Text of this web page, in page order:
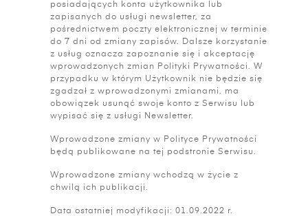
posiadających konta użytkownika lub
zapisanych do usługi newsletter, za
pośrednictwem poczty elektronicznej w terminie
do 7 dni od zmiany zapisów. Dalsze korzystanie
z usług oznacza zapoznanie się i akceptację
wprowadzonych zmian Polityki Prywatności. W
przypadku w którym Użytkownik nie będzie się
zgadzał z wprowadzonymi zmianami, ma
obowiązek usunąć swoje konto z Serwisu lub
wypisać się z usługi Newsletter.
Wprowadzone zmiany w Polityce Prywatności
będą publikowane na tej podstronie Serwisu.
Wprowadzone zmiany wchodzą w życie z
chwilą ich publikacji.
Data ostatniej modyfikacji: 01.09.2022 r.